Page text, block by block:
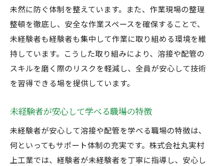
未然に防ぐ体制を整えています。また、作業現場の整理
整頓を徹底し、安全な作業スペースを確保することで、
未経験者も経験者も集中して作業に取り組める環境を維
持しています。こうした取り組みにより、溶接や配管の
スキルを磨く際のリスクを軽減し、全員が安心して技術
を習得できる場を提供しています。
未経験者が安心して学べる職場の特徴
未経験者が安心して溶接や配管を学べる職場の特徴は、
何といってもサポート体制の充実です。株式会社丸実村
上工業では、経験者が未経験者を丁寧に指導し、安心し